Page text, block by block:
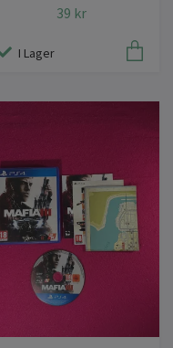
39 kr
I Lager